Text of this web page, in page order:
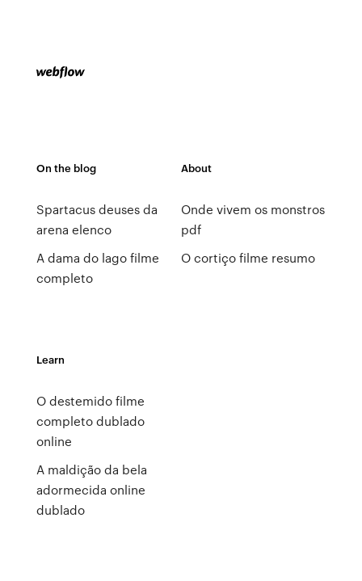
On the blog
Spartacus deuses da
arena elenco
A dama do lago filme
completo
About
Onde vivem os monstros
pdf
O cortiço filme resumo
Learn
O destemido filme
completo dublado
online
A maldição da bela
adormecida online
dublado